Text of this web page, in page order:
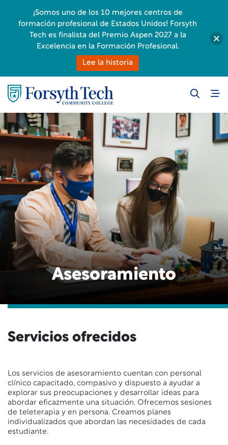
Asesoramiento
Servicios ofrecidos
Los servicios de asesoramiento cuentan con personal
clínico capacitado, compasivo y dispuesto a ayudar a
explorar sus preocupaciones y desarrollar ideas para
abordar eficazmente una situación. Ofrecemos sesiones
de teleterapia y en persona. Creamos planes
individualizados que abordan las necesidades de cada
estudiante.
¡Somos uno de los 10 mejores centros de
formación profesional de Estados Unidos! Forsyth
Tech es finalista del Premio Aspen 2027 a la
Excelencia en la Formación Profesional.
Lee la historia